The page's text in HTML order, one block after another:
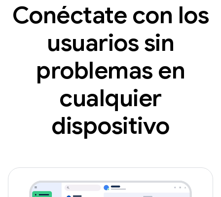
Conéctate con los
usuarios sin
problemas en
cualquier
dispositivo